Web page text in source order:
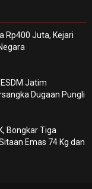
Rp400 Juta, Kejari
Jatim
Dugaan Pungli
Bongkar Tiga
Emas 74 Kg dan